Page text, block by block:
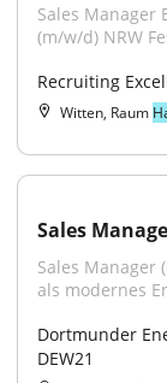
Sales Manager
(m/w/d) NRW
Recruiting
Witten, Raum
Sales
Sales Manager
als modernes
Dortmunder
DEW21